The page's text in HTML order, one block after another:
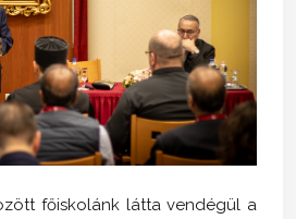
főiskolánk látta vendégül a